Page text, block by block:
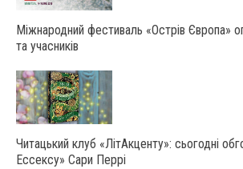
Міжнародний фестиваль «Острів Європа»
та учасників
Читацький клуб «ЛітАкценту»: сьогодні
Ессексу» Сари Перрі